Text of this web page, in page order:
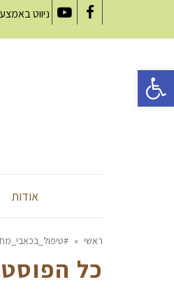
Facebook
YouTube
ניווט
אודות
ראשי »
כל
פתח סרגל נגישות